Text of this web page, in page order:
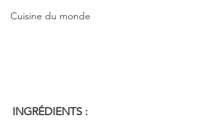
Cuisine du monde
INGRÉDIENTS :